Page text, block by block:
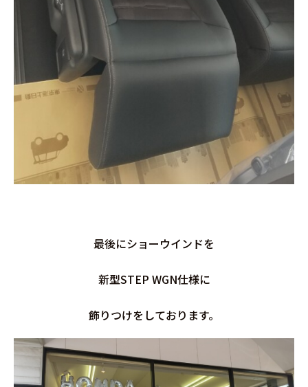
最後にショーウインドを
新型STEP WGN仕様に
飾りつけをしております。